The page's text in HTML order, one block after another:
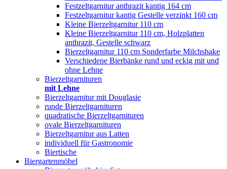
Festzeltgarnitur anthrazit kantig 164 cm
Festzeltgarnitur kantig Gestelle verzinkt 160 cm
Kleine Bierzeltgarnitur 110 cm
Kleine Bierzeltgarnitur 110 cm, Holzplatten
anthrazit, Gestelle schwarz
Bierzeltgarnitur 110 cm Sonderfarbe Milchshake
Verschiedene Bierbänke rund und eckig mit und
ohne Lehne
Bierzeltgarnituren
mit Lehne
Bierzeltgarnitur mit Douglasie
runde Bierzeltgarnituren
quadratische Bierzeltgarnituren
ovale Bierzeltgarnituren
Bierzeltgarnitur aus Latten
individuell für Gastronomie
Biertische
Biergartenmöbel